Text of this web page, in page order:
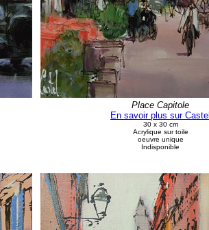
Place Capitole
En savoir plus sur Castel
30 x 30 cm
Acrylique sur toile
oeuvre unique
Indisponible